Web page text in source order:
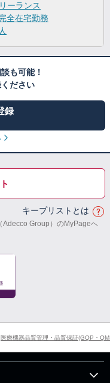
ーランス
全在宅勤務
も可能！
ださい
録
キープリストとは
Adecco Group）のMyPageへ
医療機器品質管理・品質保証(GQP・